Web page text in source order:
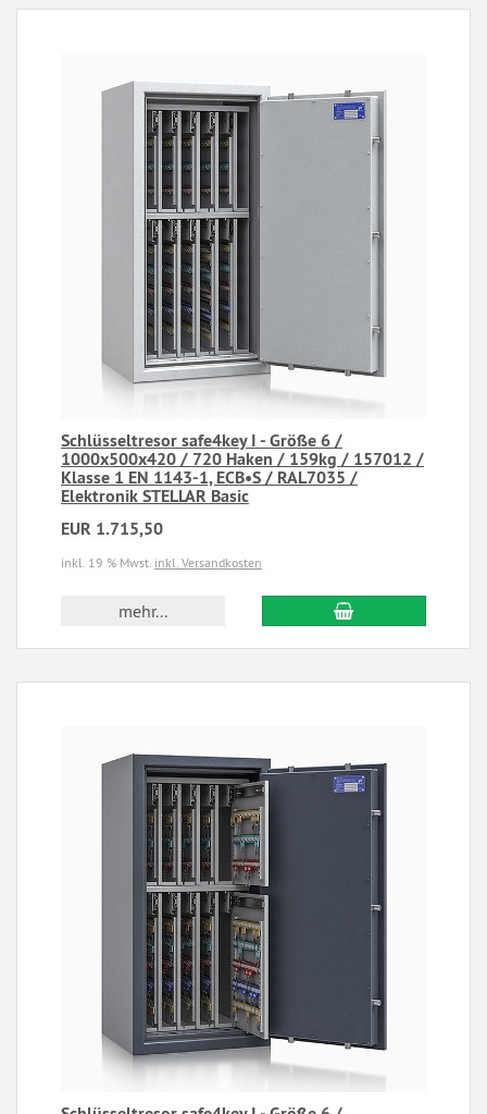
Schlüsseltresor safe4key I - Größe 6 /
1000x500x420 / 720 Haken / 159kg / 157012 /
Klasse 1 EN 1143-1, ECB•S / RAL7035 /
Elektronik STELLAR Basic
EUR 1.715,50
inkl. 19 % Mwst. inkl. Versandkosten
mehr...